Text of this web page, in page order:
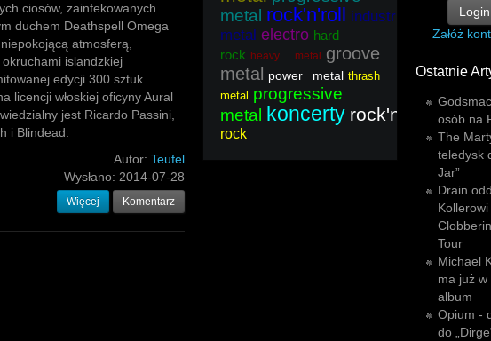
ciosów, zainfekowanych
duchem Deathspell Omega
atmosferą,
islandzkiej
edycji 300 sztuk
licencji włoskiej oficyny Aural
jest Ricardo Passini,
i Blindead.
Autor: Teufel
Wysłano: 2014-07-28
Więcej Komentarz
metal rock'n'roll industrial
metal electro hard
rock heavy metal
groove
metal
power metal thrash
metal progressive
metal koncerty rock'n'roll
hard
rock
Login
Załóż
Ostatnie
osób na
The
teledysk
Jar”
Drain
Tour
Michael
ma już
album
Opium -
do